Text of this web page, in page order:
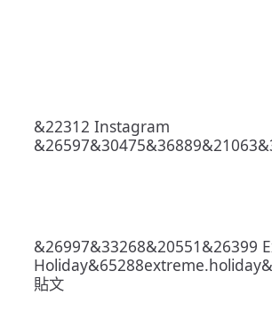
&22312 Instagram
&26997&33268&20551&26399
貼文